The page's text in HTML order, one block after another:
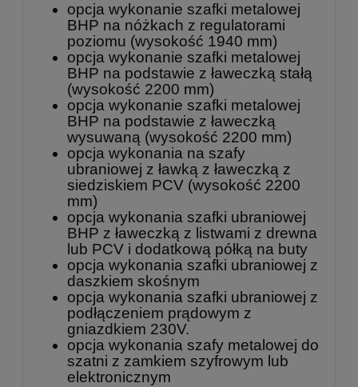
opcja wykonanie szafki metalowej
BHP na nóżkach z regulatorami
poziomu (wysokość 1940 mm)
opcja wykonanie szafki metalowej
BHP na podstawie z ławeczką stałą
(wysokość 2200 mm)
opcja wykonanie szafki metalowej
BHP na podstawie z ławeczką
wysuwaną (wysokość 2200 mm)
opcja wykonania na szafy
ubraniowej z ławką z ławeczką z
siedziskiem PCV (wysokość 2200
mm)
opcja wykonania szafki ubraniowej
BHP z ławeczką z listwami z drewna
lub PCV i dodatkową półką na buty
opcja wykonania szafki ubraniowej z
daszkiem skośnym
opcja wykonania szafki ubraniowej z
podłączeniem prądowym z
gniazdkiem 230V.
opcja wykonania szafy metalowej do
szatni z zamkiem szyfrowym lub
elektronicznym